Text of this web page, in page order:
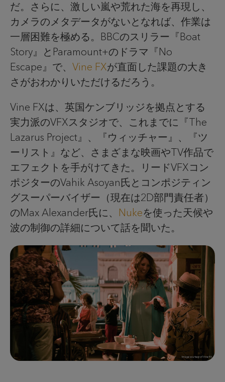
だ。さらに、激しい嵐や荒れた海を再現し、
カメラのメタデータがないとなれば、作業は
一層困難を極める。BBCのスリラー『Boat
Story』とParamount+のドラマ『No
Escape』で、 Vine FXが直面した課題の大き
さがおわかりいただけるだろう。
Vine FXは、英国ケンブリッジを拠点とする
実力派のVFXスタジオで、これまでに『The
Lazarus Project』、『ウィッチャー』、『ツ
ーリスト』など、さまざまな映画やTV作品で
エフェクトを手がけてきた。リードVFXコン
ポジターのVahik Asoyan氏とコンポジティン
グスーパーバイザー（現在は2D部門責任者）
のMax Alexander氏に、 Nukeを使った天候や
波の制御の詳細について話を聞いた。